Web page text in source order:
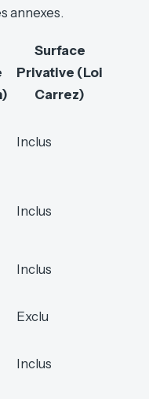
annexes.
Surface
Privative (Loi
Carrez)
Inclus
Inclus
Inclus
Exclu
Inclus